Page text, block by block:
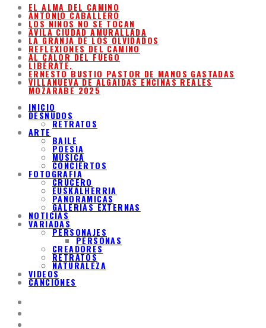
EL ALMA DEL CAMINO
ANTONIO CABALLERO
LOS NIÑOS NO SE TOCAN
ÁVILA CIUDAD AMURALLADA
LA GRANJA DE LOS OLVIDADOS
REFLEXIONES DEL CAMINO
AL CALOR DEL FUEGO
LIBÉRATE,
ERNESTO BUSTIO PASTOR DE MANOS GASTADAS
VILLANUEVA DE ALGAIDAS ENCINAS REALES
MOZARABE 2025
INICIO
DESNUDOS
RETRATOS
ARTE
BAILE
POESIA
MUSICA
CONCIERTOS
FOTOGRAFIA
CRUCERO
EUSKALHERRIA
PANORAMICAS
GALERIAS EXTERNAS
NOTICIAS
VARIADAS
PERSONAJES
PERSONAS
CREADORES
RETRATOS
NATURALEZA
VIDEOS
CANCIONES